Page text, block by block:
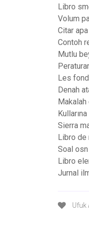
Libro
Volum
Citar
Contoh
Mutlu
Les
Denah
Sierra
Libro de
Soal
Libro
Jurnal
Ufuk